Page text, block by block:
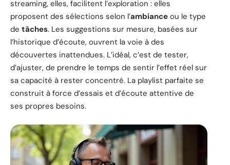
streaming, elles, facilitent l’exploration : elles
proposent des sélections selon l’ambiance ou le type
de tâches. Les suggestions sur mesure, basées sur
l’historique d’écoute, ouvrent la voie à des
découvertes inattendues. L’idéal, c’est de tester,
d’ajuster, de prendre le temps de sentir l’effet réel sur
sa capacité à rester concentré. La playlist parfaite se
construit à force d’essais et d’écoute attentive de
ses propres besoins.